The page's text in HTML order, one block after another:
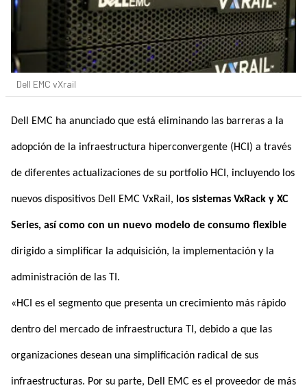
Dell EMC vXrail
Dell EMC ha anunciado que está eliminando las barreras a la
adopción de la infraestructura hiperconvergente (HCI) a través
de diferentes actualizaciones de su portfolio HCI, incluyendo los
nuevos dispositivos Dell EMC VxRail, los sistemas VxRack y XC
Series, así como con un nuevo modelo de consumo flexible
dirigido a simplificar la adquisición, la implementación y la
administración de las TI.
«HCI es el segmento que presenta un crecimiento más rápido
dentro del mercado de infraestructura TI, debido a que las
organizaciones desean una simplificación radical de sus
infraestructuras. Por su parte, Dell EMC es el proveedor de más